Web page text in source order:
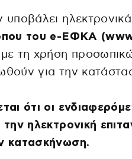
υποβάλει
του e-ΕΦΚΑ
τη χρήση
για την
ότι οι
την ηλεκτρονική
κατασκήνωση.